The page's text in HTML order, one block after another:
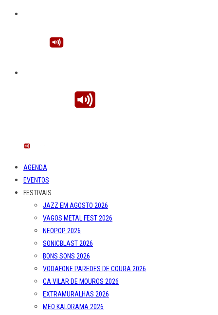
AGENDA
EVENTOS
FESTIVAIS
JAZZ EM AGOSTO 2026
VAGOS METAL FEST 2026
NEOPOP 2026
SONICBLAST 2026
BONS SONS 2026
VODAFONE PAREDES DE COURA 2026
CA VILAR DE MOUROS 2026
EXTRAMURALHAS 2026
MEO KALORAMA 2026